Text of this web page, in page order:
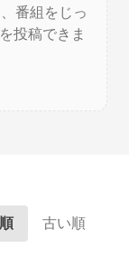
番組をじっ
投稿できま
古い順